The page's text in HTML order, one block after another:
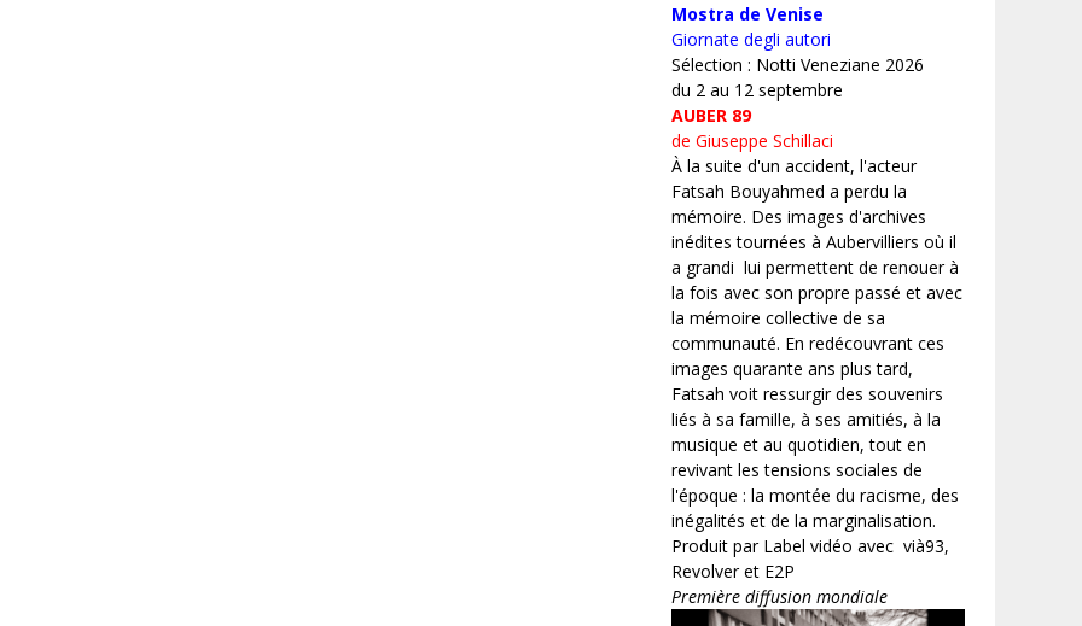
Mostra de Venise
Giornate degli autori
Sélection : Notti Veneziane 2026
du 2 au 12 septembre
AUBER 89
de Giuseppe Schillaci
À la suite d'un accident, l'acteur
Fatsah Bouyahmed a perdu la
mémoire. Des images d'archives
inédites tournées à Aubervilliers où il
a grandi lui permettent de renouer à
la fois avec son propre passé et avec
la mémoire collective de sa
communauté. En redécouvrant ces
images quarante ans plus tard,
Fatsah voit ressurgir des souvenirs
liés à sa famille, à ses amitiés, à la
musique et au quotidien, tout en
revivant les tensions sociales de
l'époque : la montée du racisme, des
inégalités et de la marginalisation.
Produit par Label vidéo avec vià93,
Revolver et E2P
Première diffusion mondiale